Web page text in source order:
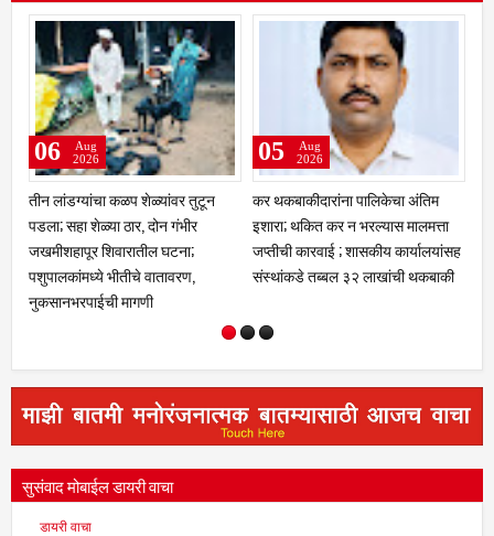
कर थकबाकीदारांना पालिकेचा अंतिम
इशारा; थकित कर न भरल्यास मालमत्ता
जप्तीची कारवाई ; शासकीय कार्यालयांसह
संस्थांकडे तब्बल ३२ लाखांची थकबाकी
05
Aug
2026
क्रीडा क्षेत्रात नळदुर्गची मान उंचावली;
विद्यापीठाकडून नऊ गुणवंत खेळाडू,
प्रशिक्षक व व्यवस्थापकांचा होणार गौरव
03
Aug
2026
सुसंवाद मोबाईल डायरी वाचा